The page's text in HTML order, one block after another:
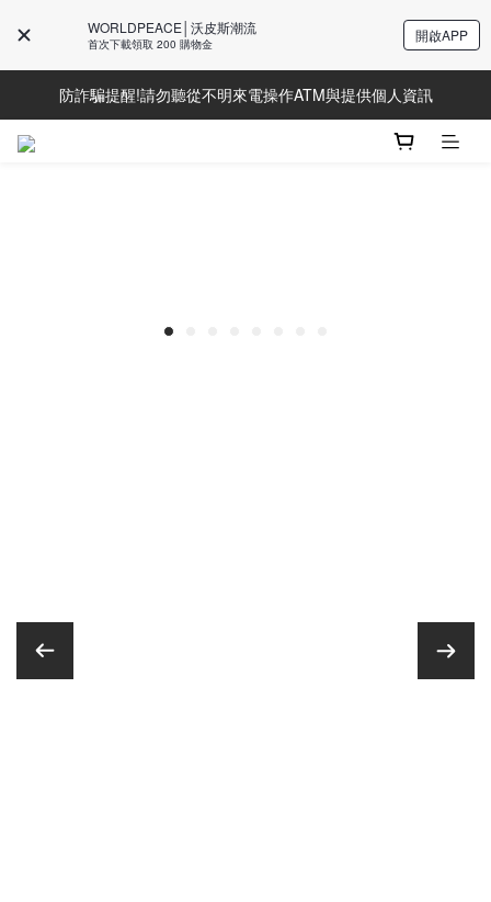
WORLDPEACE│沃皮斯潮流
首次下載領取 200 購物金 開啟APP
Line好友募集中!加入獲得最新資訊
Line好友募集中!加入獲得最新資訊
防詐騙提醒!請勿聽從不明來電操作ATM與提供個人資訊